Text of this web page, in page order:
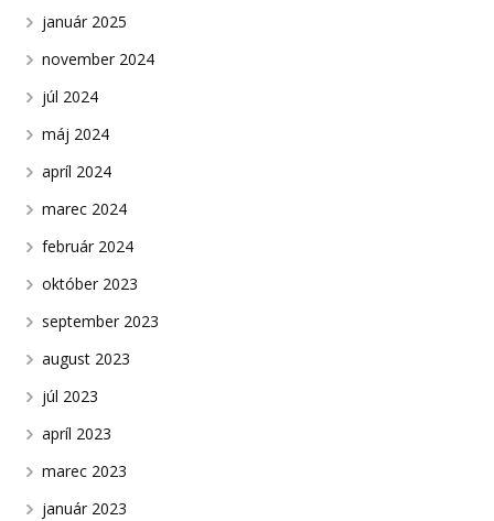
január 2025
november 2024
júl 2024
máj 2024
apríl 2024
marec 2024
február 2024
október 2023
september 2023
august 2023
júl 2023
apríl 2023
marec 2023
január 2023